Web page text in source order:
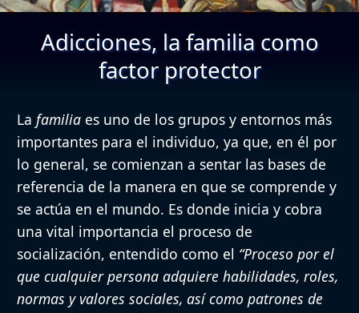
Adicciones, la familia como
factor protector
La familia es uno de los grupos y entornos más
importantes para el individuo, ya que, en él por
lo general, se comienzan a sentar las bases de
referencia de la manera en que se comprende y
se actúa en el mundo. Es donde inicia y cobra
una vital importancia el proceso de
socialización, entendido como el “Proceso por el
que cualquier persona adquiere habilidades, roles,
normas y valores sociales, así como patrones de